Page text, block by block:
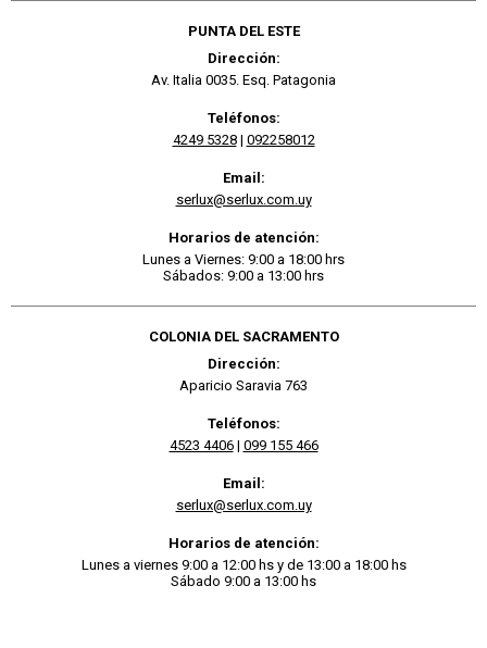
PUNTA DEL ESTE
Dirección:
Av. Italia 0035. Esq. Patagonia
Teléfonos:
4249 5328| 092258012
Email:
serlux@serlux.com.uy
Horarios de atención:
Lunes a Viernes: 9:00 a 18:00 hrs
Sábados: 9:00 a 13:00 hrs
COLONIA DEL SACRAMENTO
Dirección:
Aparicio Saravia 763
Teléfonos:
4523 4406| 099 155 466
Email:
serlux@serlux.com.uy
Horarios de atención:
Lunes a viernes 9:00 a 12:00 hs y de 13:00 a 18:00 hs
Sábado 9:00 a 13:00 hs